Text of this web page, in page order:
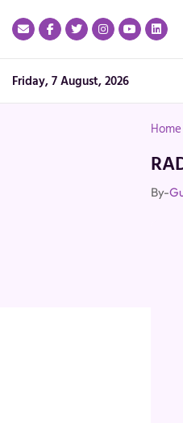
Friday, 7 August, 2026
Home
By-